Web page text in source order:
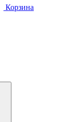
Корзина